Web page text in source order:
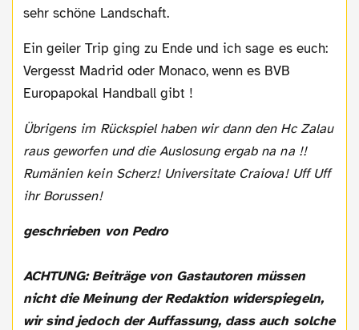
sehr schöne Landschaft.
Ein geiler Trip ging zu Ende und ich sage es euch:
Vergesst Madrid oder Monaco, wenn es BVB
Europapokal Handball gibt !
Übrigens im Rückspiel haben wir dann den Hc Zalau
raus geworfen und die Auslosung ergab na na !!
Rumänien kein Scherz! Universitate Craiova! Uff Uff
ihr Borussen!
geschrieben von Pedro
ACHTUNG: Beiträge von Gastautoren müssen
nicht die Meinung der Redaktion widerspiegeln,
wir sind jedoch der Auffassung, dass auch solche